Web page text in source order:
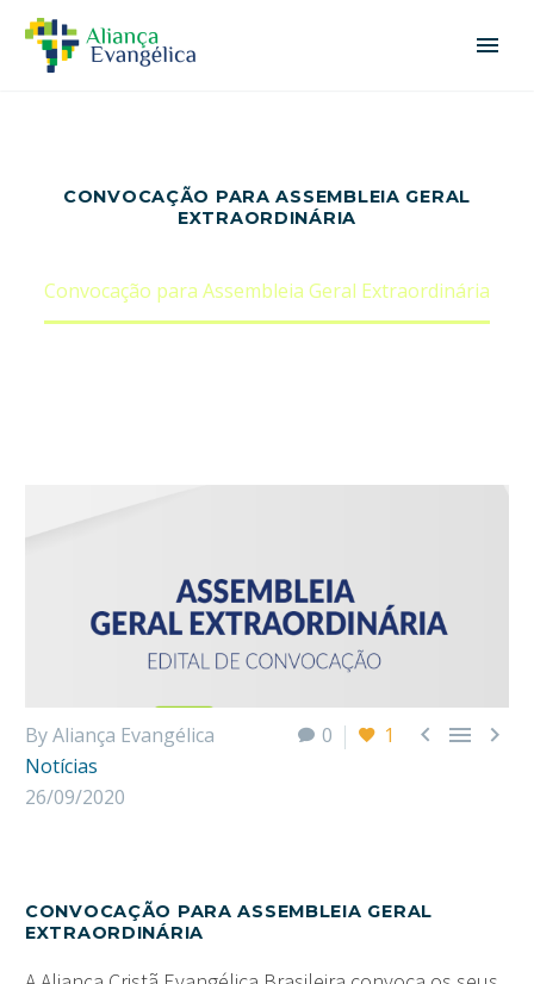
CONVOCAÇÃO PARA ASSEMBLEIA GERAL
EXTRAORDINÁRIA
Convocação para Assembleia Geral Extraordinária
0 1   
By Aliança Evangélica
Notícias
26/09/2020
CONVOCAÇÃO PARA ASSEMBLEIA GERAL
EXTRAORDINÁRIA